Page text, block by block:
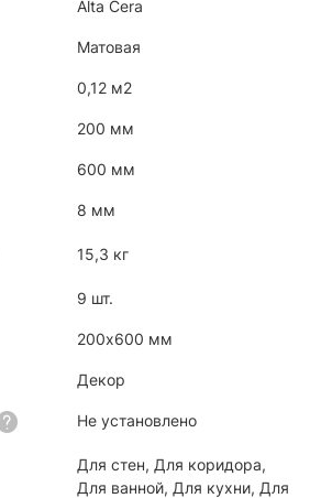
Alta Cera
Матовая
0,12 м2
200 мм
600 мм
8 мм
15,3 кг
9 шт.
200х600 мм
Декор
Не установлено
Для стен, Для коридора,
Для ванной, Для кухни, Для